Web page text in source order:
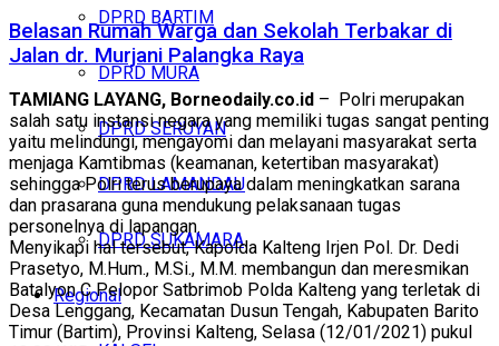
DPRD BARTIM
DPRD MURA
DPRD SERUYAN
DPRD LAMANDAU
DPRD SUKAMARA
Regional
Belasan Rumah Warga dan Sekolah Terbakar di
Jalan dr. Murjani Palangka Raya
TAMIANG LAYANG, Borneodaily.co.id – Polri merupakan
salah satu instansi negara yang memiliki tugas sangat penting
yaitu melindungi, mengayomi dan melayani masyarakat serta
menjaga Kamtibmas (keamanan, ketertiban masyarakat)
sehingga Polri terus berupaya dalam meningkatkan sarana
dan prasarana guna mendukung pelaksanaan tugas
personelnya di lapangan.
Menyikapi hal tersebut, Kapolda Kalteng Irjen Pol. Dr. Dedi
Prasetyo, M.Hum., M.Si., M.M. membangun dan meresmikan
Batalyon C Pelopor Satbrimob Polda Kalteng yang terletak di
Desa Lenggang, Kecamatan Dusun Tengah, Kabupaten Barito
Timur (Bartim), Provinsi Kalteng, Selasa (12/01/2021) pukul